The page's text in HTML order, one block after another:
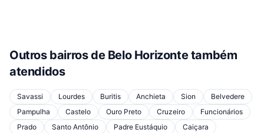
Outros bairros de Belo Horizontetambém
atendidos
Savassi Lourdes Buritis Anchieta Sion
Belvedere
Pampulha
Castelo Ouro Preto Cruzeiro
Funcionários
Prado
Santo Antônio Padre Eustáquio
Caiçara